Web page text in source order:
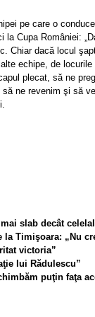
pe care o
Cupa României:
Chiar dacă locul
echipe, de
plecat, să ne
ne revenim şi să
slab decât
Timişoara: „Nu
victoria”
lui Rădulescu”
puţin faţa